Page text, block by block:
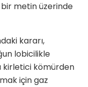
bir metin üzerinde
kararı,
lobicilikle
kirletici kömürden
için gaz